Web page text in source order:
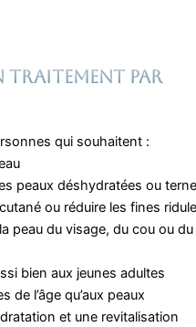
PAR
qui souhaitent :
peaux déshydratées ou
ou réduire les fines
peau du visage, du cou ou du
bien aux jeunes adultes
de l’âge qu’aux peaux
et une revitalisation